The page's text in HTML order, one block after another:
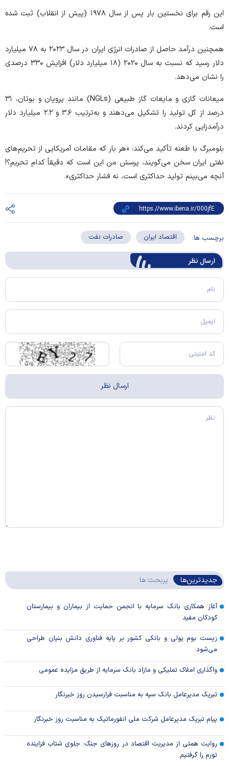
این رقم برای نخستین بار پس از سال ۱۹۷۸ (پیش از انقلاب) ثبت شده
است.
همچنین درآمد حاصل از صادرات انرژی ایران در سال ۲۰۲۳ به ۷۸ میلیارد
دلار رسید که نسبت به سال ۲۰۲۰ (۱۸ میلیارد دلار) افزایش ۳۳۰ درصدی
را نشان می‌دهد.
میعانات گازی و مایعات گاز طبیعی (NGLs) مانند پروپان و بوتان، ۳۱
درصد از کل تولید را تشکیل می‌دهند و به‌ترتیب ۳.۶ و ۲.۲ میلیارد دلار
درآمدزایی کردند.
بلومبرگ با طعنه تأکید می‌کند: «هر بار که مقامات آمریکایی از تحریم‌های
نفتی ایران سخن می‌گویند، پرسش من این است که دقیقاً کدام تحریم؟!
آنچه می‌بینم تولید حداکثری است، نه فشار حداکثری».
برچسب ها: اقتصاد ایران صادرات نفت
ارسال‌ نظر
جدیدترین‌ها پربحث ها
آغاز همکاری بانک سرمایه با انجمن حمایت از بیماران و بیمارستان
کودکان مفید
زیست بوم پولی و بانکی کشور بر پایه فناوری دانش بنیان طراحی
می‌شود
واگذاری املاک تملیکی و مازاد بانک سرمایه از طریق مزایده عمومی
تبریک مدیرعامل بانک سپه به مناسبت فرارسیدن روز خبرنگار
پیام تبریک مدیرعامل شرکت ملی انفورماتیک به مناسبت روز خبرنگار
روایت همتی از مدیریت اقتصاد در روزهای جنگ: جلوی شتاب فزاینده
تورم را گرفتیم